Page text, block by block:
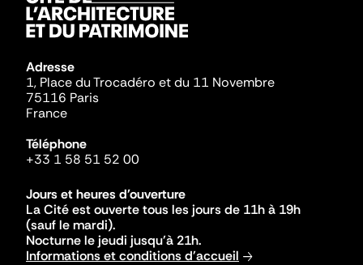
Adresse
1, Place du Trocadéro et du 11 Novembre
75116 Paris
France
Téléphone
+33 1 58 51 52 00
Jours et heures d'ouverture
La Cité est ouverte tous les jours de 11h à 19h
(sauf le mardi).
Nocturne le jeudi jusqu'à 21h.
Informations et conditions d'accueil